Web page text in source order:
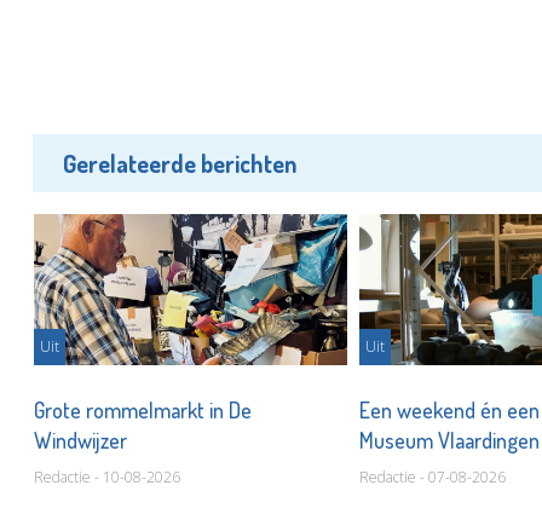
Gerelateerde berichten
Uit
Grote rommelmarkt in De
Windwijzer
Redactie - 10-08-2026
Uit
Een weekend én
Museum
Redactie - 07-08-2026